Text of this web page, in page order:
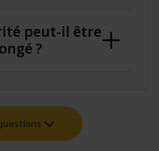
peut-il être
?